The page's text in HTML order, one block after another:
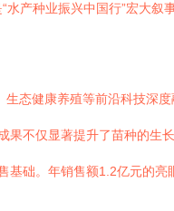
产种业振兴中国行”宏大叙
态健康养殖等前沿科技深
果不仅显著提升了苗种的生
础。年销售额1.2亿元的亮